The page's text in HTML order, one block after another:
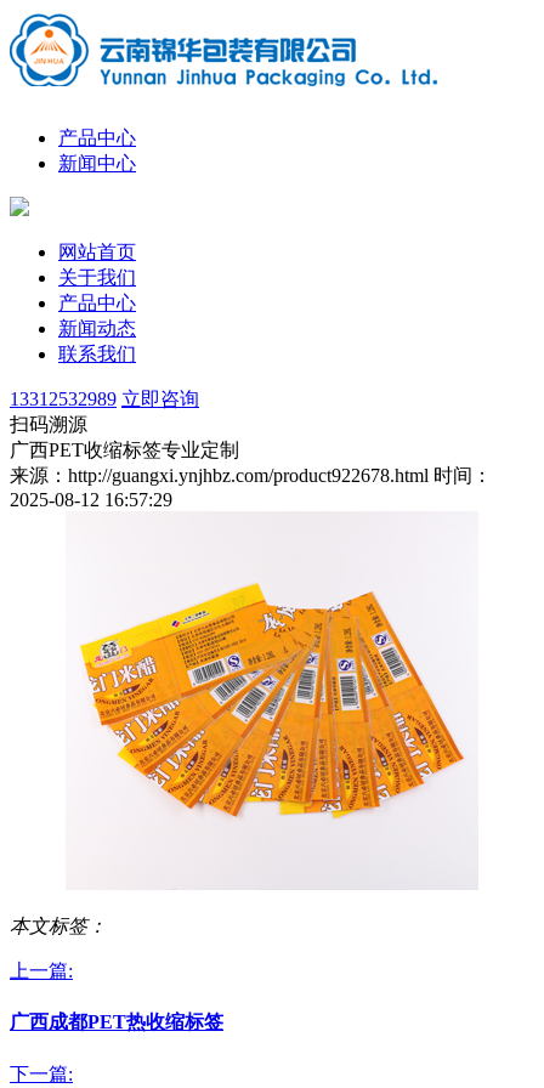
产品中心
新闻中心
网站首页
关于我们
产品中心
新闻动态
联系我们
13312532989 立即咨询
扫码溯源
广西PET收缩标签专业定制
来源：http://guangxi.ynjhbz.com/product922678.html 时间：
2025-08-12 16:57:29
本文标签：
上一篇:
广西成都PET热收缩标签
下一篇: